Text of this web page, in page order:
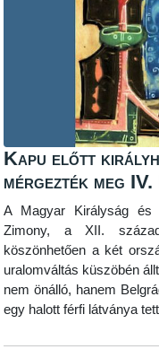
Kapu előtt
mérgezték meg
A Magyar Királyság és
Zimony, a XII.
köszönhetően a két
uralomváltás küszöbén
nem önálló, hanem
egy halott férfi látványa